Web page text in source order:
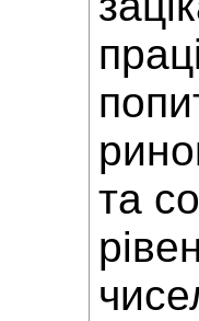
та